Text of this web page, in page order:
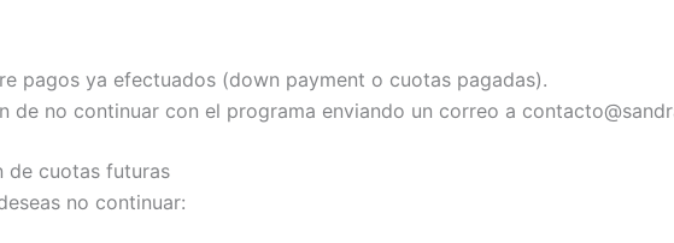
pagos ya efectuados (down payment o cuotas pagadas).
de no continuar con el programa enviando un correo a
de cuotas futuras
no continuar: